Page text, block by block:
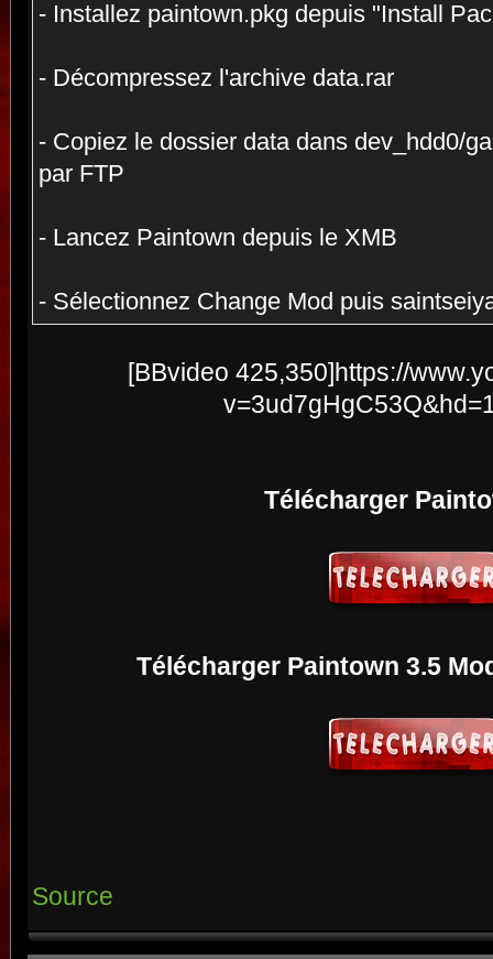
- Installez paintown.pkg depuis "Install
- Décompressez l'archive data.rar
- Copiez le dossier data dans dev_hdd0/
par FTP
- Lancez Paintown depuis le XMB
- Sélectionnez Change Mod puis
[BBvideo 425,350]https://
Télécharger
Télécharger Paintown 3.5
Source